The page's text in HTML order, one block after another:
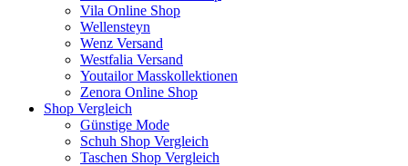
Vila Online Shop
Wellensteyn
Wenz Versand
Westfalia Versand
Youtailor Masskollektionen
Zenora Online Shop
Shop Vergleich
Günstige Mode
Schuh Shop Vergleich
Taschen Shop Vergleich